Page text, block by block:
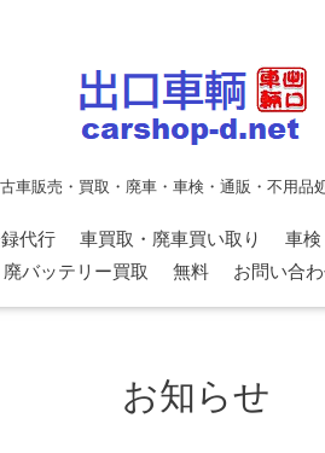
車販売・買取・廃車・車検・通販・不用品
代行 車買取・廃車買い取り 車検
廃バッテリー買取 無料 お問い合
お知らせ